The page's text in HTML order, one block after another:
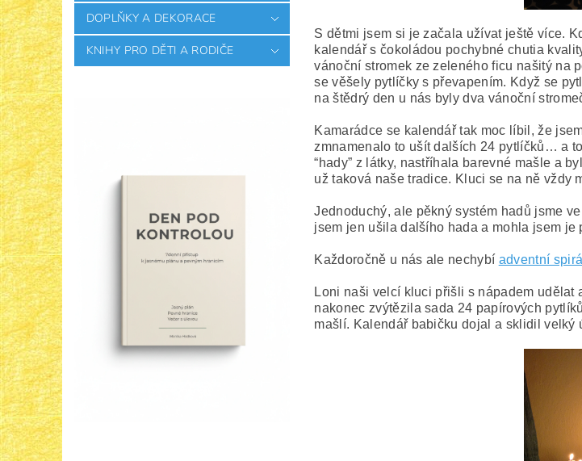
DOPLŇKY A DEKORACE
KNIHY PRO DĚTI A RODIČE
S dětmi jsem si je začala užívat ještě více.
kalendář s čokoládou pochybné chutia
vánoční stromek ze zeleného ficu našitý na
se věšely pytlíčky s převapením. Když se
na štědrý den u nás byly dva vánoční
Kamarádce se kalendář tak moc líbil, že
zmnamenalo to ušít dalších 24 pytlíčků… a
“hady” z látky, nastříhala barevné mašle a
už taková naše tradice. Kluci se na ně vždy
Jednoduchý, ale pěkný systém hadů jsme
jsem jen ušila dalšího hada a mohla jsem je
Každoročně u nás ale nechybí adventní
Loni naši velcí kluci přišli s nápadem udělat
nakonec zvýtězila sada 24 papírových
mašlí. Kalendář babičku dojal a sklidil velký